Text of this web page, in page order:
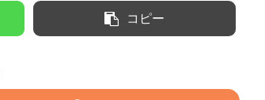
コピー